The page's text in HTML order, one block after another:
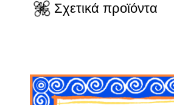
Σχετικά προϊόντα